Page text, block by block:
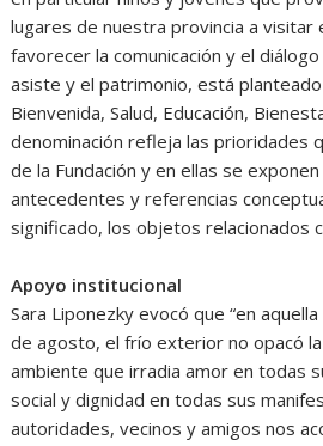
lugares de nuestra provincia a visitar
favorecer la comunicación y el
asiste y el patrimonio, está planteado
Bienvenida, Salud, Educación,
denominación refleja las prioridades
de la Fundación y en ellas se
antecedentes y referencias
significado, los objetos relacionados
Apoyo institucional
Sara Liponezky evocó que “en
de agosto, el frío exterior no opacó
ambiente que irradia amor en todas
social y dignidad en todas sus
autoridades, vecinos y amigos nos